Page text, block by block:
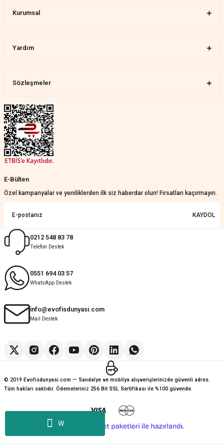
W
verirler, çok yardım ederler.
Teslim çok çabuk geldi. Montaj çok
Nathalie Prevost | 22/07/2026
Çok ilgililerdi
Merve Özen | 17/07/2026
KeRiM BeRBeR | 16/07/2026
Sorunsuz ve güvenilir
Muhammed Adsiz | 14/07/2026
Kolay
G... K... | 14/07/2026
Kurumsal
Yardım
Sözleşmeler
E-Bülten
Özel kampanyalar ve yeniliklerden ilk siz haberdar olun! Fırsatları kaçırmayın.
KAYDOL
0212 548 83 78
Telefon Destek
0551 694 03 57
WhatsApp Destek
info@evofisdunyasi.com
Mail Destek
© 2019 Evofisdunyasi.com — Sandalye ve mobilya alışverişlerinizde güvenli adres.
Tüm hakları saklıdır. Ödemeleriniz 256 Bit SSL Sertifikası ile %100 güvende.
e-